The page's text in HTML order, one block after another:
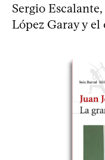
Sergio
López Garay y